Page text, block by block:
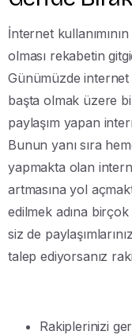
İnternet
olması rekabetin
Günümüzde
başta olmak üzere
paylaşım yapan
Bunun yanı sıra
yapmakta olan
artmasına yol
edilmek adına
siz de
talep ediyorsanız
Rakiplerinizi